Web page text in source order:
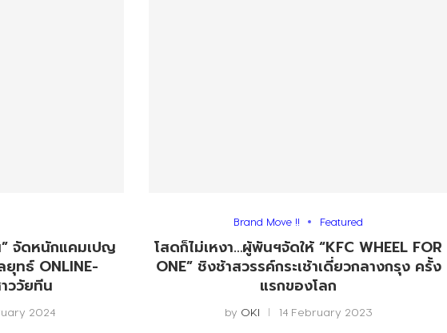
จัดหนักแคมเปญ
ทธ์ ONLINE-
ววัยทีน
2024
Brand Move !! Featured
โสดก็ไม่เหงา…ผู้พันฯจัดให้ “KFC WHEEL FOR
ONE” ชิงช้าสวรรค์กระเช้าเดี่ยวกลางกรุง ครั้ง
แรกของโลก
by OKI 14 February 2023